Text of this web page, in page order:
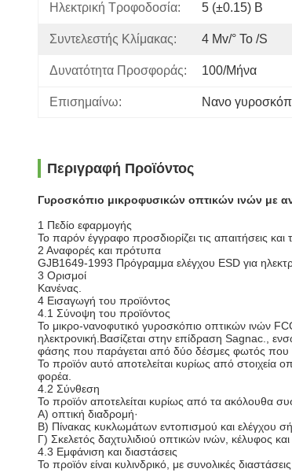
Ηλεκτρική Τροφοδοσία: 5 (±0.15) Β
Συντελεστής Κλίμακας: 4 Mv/° Το /s
Δυνατότητα Προσφοράς: 100/Μήνα
Επισημαίνω: Νανο
Περιγραφή Προϊόντος
Γυροσκόπιο μικροφυσικών οπτικών ινών με
1 Πεδίο εφαρμογής
Το παρόν έγγραφο προσδιορίζει τις απαιτήσεις
2 Αναφορές και πρότυπα
GJB1649-1993 Πρόγραμμα ελέγχου ESD για
3 Ορισμοί
Κανένας.
4 Εισαγωγή του προϊόντος
4.1 Σύνοψη του προϊόντος
Το μικρο-νανοφυτικό γυροσκόπιο οπτικών ινών
ηλεκτρονική.Βασίζεται στην επίδραση Sagnac.,
φάσης που παράγεται από δύο δέσμες φωτός που
Το προϊόν αυτό αποτελείται κυρίως από στοιχεία
φορέα.
4.2 Σύνθεση
Το προϊόν αποτελείται κυρίως από τα ακόλουθα
Α) οπτική διαδρομή·
Β) Πίνακας κυκλωμάτων εντοπισμού και ελέγχου
Γ) Σκελετός δαχτυλιδιού οπτικών ινών, κέλυφος
4.3 Εμφάνιση και διαστάσεις
Το προϊόν είναι κυλινδρικό, με συνολικές